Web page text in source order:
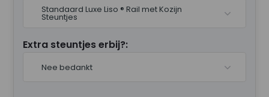
Standaard Luxe Liso ® Rail met Kozijn
Steuntjes
Extra steuntjes erbij?:
Nee bedankt